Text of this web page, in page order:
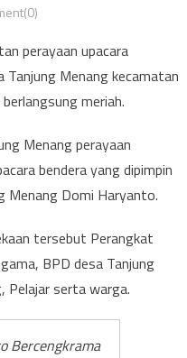
perayaan upacara
Tanjung Menang kecamatan
meriah.
Menang perayaan
bendera yang dipimpin
Menang Domi Haryanto.
tersebut Perangkat
BPD desa Tanjung
Pelajar serta warga.
Bercengkrama